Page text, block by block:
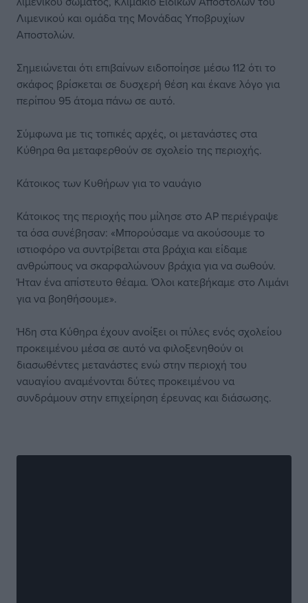
Λιμενικού και ομάδα της Μονάδας Υποβρυχίων
Αποστολών.
Σημειώνεται ότι επιβαίνων ειδοποίησε μέσω 112 ότι το
σκάφος βρίσκεται σε δυσχερή θέση και έκανε λόγο για
περίπου 95 άτομα πάνω σε αυτό.
Σύμφωνα με τις τοπικές αρχές, οι μετανάστες στα
Κύθηρα θα μεταφερθούν σε σχολείο της περιοχής.
Κάτοικος των Κυθήρων για το ναυάγιο
Κάτοικος της περιοχής που μίλησε στο ΑΡ περιέγραψε
τα όσα συνέβησαν: «Μπορούσαμε να ακούσουμε το
ιστιοφόρο να συντρίβεται στα βράχια και είδαμε
ανθρώπους να σκαρφαλώνουν βράχια για να σωθούν.
Ήταν ένα απίστευτο θέαμα. Όλοι κατεβήκαμε στο Λιμάνι
για να βοηθήσουμε».
Ήδη στα Κύθηρα έχουν ανοίξει οι πύλες ενός σχολείου
προκειμένου μέσα σε αυτό να φιλοξενηθούν οι
διασωθέντες μετανάστες ενώ στην περιοχή του
ναυαγίου αναμένονται δύτες προκειμένου να
συνδράμουν στην επιχείρηση έρευνας και διάσωσης.